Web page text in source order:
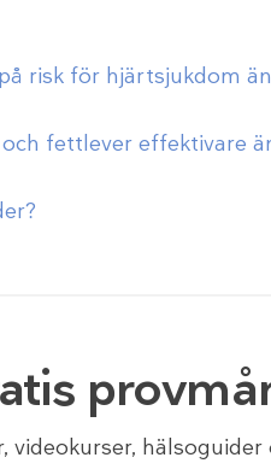
risk för hjärtsjukdom
fettlever effektivare
videokurser,